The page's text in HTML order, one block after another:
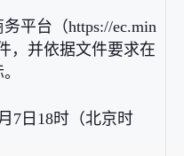
平台（https://ec.min
，并依据文件要求在
7日18时（北京时